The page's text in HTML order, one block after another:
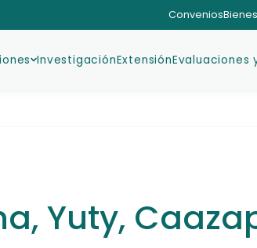
Convenios
InvestigaciónExtensiónEvaluaciones
Yuty,